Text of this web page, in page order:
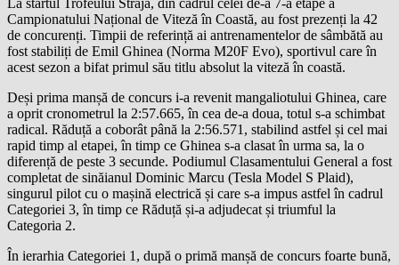
Campionatului Național de Viteză în Coastă, au fost prezenți la 42
de concurenți. Timpii de referință ai antrenamentelor de sâmbătă au
fost stabiliți de Emil Ghinea (Norma M20F Evo), sportivul care în
acest sezon a bifat primul său titlu absolut la viteză în coastă.
Deși prima manșă de concurs i-a revenit mangaliotului Ghinea, care
a oprit cronometrul la 2:57.665, în cea de-a doua, totul s-a schimbat
radical. Răduță a coborât până la 2:56.571, stabilind astfel și cel mai
rapid timp al etapei, în timp ce Ghinea s-a clasat în urma sa, la o
diferență de peste 3 secunde. Podiumul Clasamentului General a fost
completat de sinăianul Dominic Marcu (Tesla Model S Plaid),
singurul pilot cu o mașină electrică și care s-a impus astfel în cadrul
Categoriei 3, în timp ce Răduță și-a adjudecat și triumful la
Categoria 2.
În ierarhia Categoriei 1, după o primă manșă de concurs foarte bună,